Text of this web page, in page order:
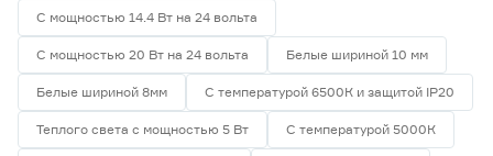
С мощностью 14.4 Вт на 24 вольта
С мощностью 20 Вт на 24 вольта Белые шириной 10 мм
Белые шириной 8мм С температурой 6500К и защитой IP20
Теплого света с мощностью 5 Вт С температурой 5000К